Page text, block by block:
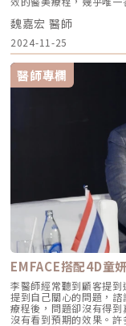
素，到了2024直接進化
上動態紋路、達到放鬆肌
僵硬感，對於熱愛用肉
亂的醫美療程不斷推陳
選！從醫美小白到皮膚
價格高低不一的數字陷
春緊緻的臉蛋？來自網
桿菌素3大關鍵！關鍵1
美容領域上盛行超過30
美療程是治療過度活躍
緻平滑、年輕；也可針
臉，還可施打在粗壯的
曲線，甚至還能改善痠
有一段時間，選擇性很
有美國食品藥物管理局
適用在該治療部位的肉
2：濃度劑量、施打單
以為撿到便宜、施打後卻
肉毒桿菌素稀釋的「濃
來！魏院長解釋「常聽
要的U數多少？其實U
毒桿菌素的活性單位，也
落差的原因在於『濃度稀
乾燥粉末狀，施打前要加
要。標準的稀釋濃度為，
稀釋打起來還是會有效
維持效果可能受影響，
介紹》文章轉載自「魏
魏嘉宏 醫師
2024-11-25
醫師專欄
EMFACE搭配4D童
李醫師經常聽到顧客提
提到自己關心的問題，
療程後，問題卻沒有得
沒有看到預期的效果。